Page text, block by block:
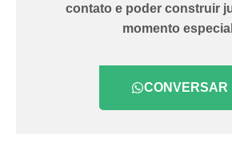
contato e poder construir
momento
CONVERSAR